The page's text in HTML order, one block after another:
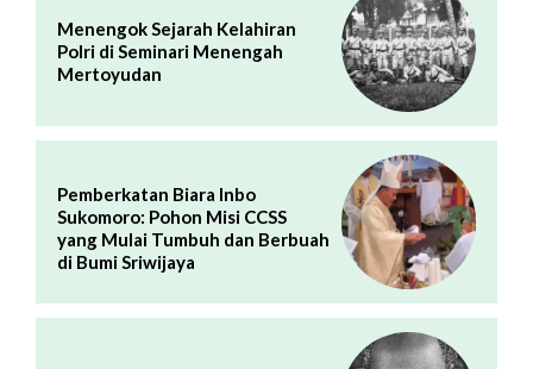
Menengok Sejarah Kelahiran
Polri di Seminari Menengah
Mertoyudan
Pemberkatan Biara Inbo
Sukomoro: Pohon Misi CCSS
yang Mulai Tumbuh dan Berbuah
di Bumi Sriwijaya